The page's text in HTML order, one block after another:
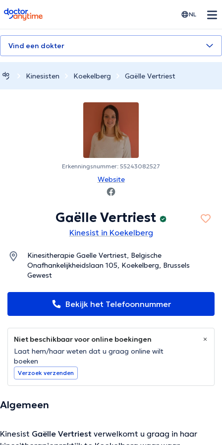
doctoranytime NL
Vind een dokter
Kinesisten Koekelberg Gaëlle Vertriest
Erkenningsnummer: 55243082527
Website
Gaëlle Vertriest
Kinesist in Koekelberg
Kinesitherapie Gaelle Vertriest, Belgische
Onafhankelijkheidslaan 105, Koekelberg, Brussels
Gewest
Bekijk het Telefoonnummer
Niet beschikbaar voor online boekingen
Laat hem/haar weten dat u graag online wilt
boeken
Verzoek verzenden
Algemeen
Kinesist Gaëlle Vertriest verwelkomt u graag in haar